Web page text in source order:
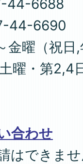
6688
44-6690
金曜（祝日
2,4日
合わせ
はできま